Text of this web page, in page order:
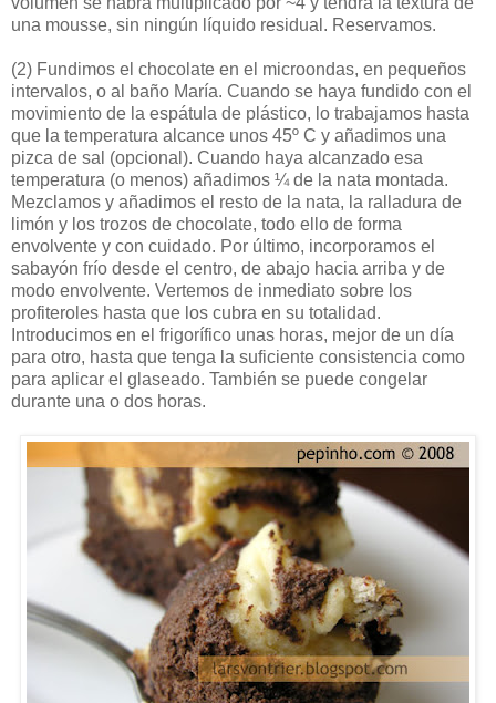
una mousse, sin ningún líquido residual. Reservamos.
(2) Fundimos el chocolate en el microondas, en pequeños
intervalos, o al baño María. Cuando se haya fundido con el
movimiento de la espátula de plástico, lo trabajamos hasta
que la temperatura alcance unos 45º C y añadimos una
pizca de sal (opcional). Cuando haya alcanzado esa
temperatura (o menos) añadimos ¼ de la nata montada.
Mezclamos y añadimos el resto de la nata, la ralladura de
limón y los trozos de chocolate, todo ello de forma
envolvente y con cuidado. Por último, incorporamos el
sabayón frío desde el centro, de abajo hacia arriba y de
modo envolvente. Vertemos de inmediato sobre los
profiteroles hasta que los cubra en su totalidad.
Introducimos en el frigorífico unas horas, mejor de un día
para otro, hasta que tenga la suficiente consistencia como
para aplicar el glaseado. También se puede congelar
durante una o dos horas.